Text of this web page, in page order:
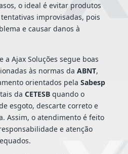
o ideal é evitar produtos
improvisadas, pois
e causar danos à
Ajax Soluções segue boas
às normas da ABNT,
orientados pela Sabesp
da CETESBquando o
esgoto, descarte correto e
Assim, o atendimento é feito
e atenção